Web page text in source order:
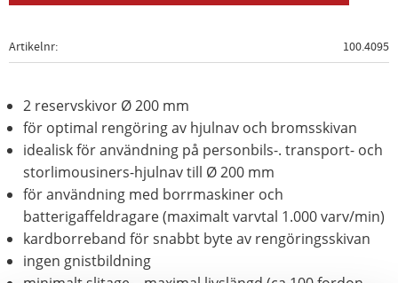
Artikelnr 100.4095
2 reservskivor Ø 200 mm
för optimal rengöring av hjulnav och bromsskivan
idealisk för användning på personbils-. transport- och
storlimousiners-hjulnav till Ø 200 mm
för användning med borrmaskiner och
batterigaffeldragare (maximalt varvtal 1.000 varv/min)
kardborreband för snabbt byte av rengöringsskivan
ingen gnistbildning